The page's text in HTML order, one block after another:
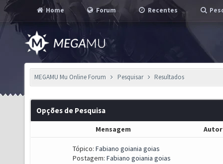
Home Forum Recentes
MEGAMU Mu Online Forum Pesquisar Resultados
Opções de Pesquisa
Mensagem Autor
Tópico: Fabiano goiania goias
Postagem: Fabiano goiania goias